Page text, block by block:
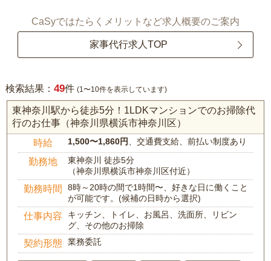
CaSyではたらくメリットなど求人概要のご案内
家事代行求人TOP
検索結果： 49件 (1〜10件を表示しています)
東神奈川駅から徒歩5分！1LDKマンションでのお掃除代
行のお仕事（神奈川県横浜市神奈川区）
時給 1,500〜1,860円 、交通費支給、前払い制度あり
勤務地
東神奈川 徒歩5分
（神奈川県横浜市神奈川区付近）
勤務時間
8時～20時の間で1時間〜、好きな日に働くこと
が可能です。(候補の日時から選択)
仕事内容
キッチン、トイレ、お風呂、洗面所、リビン
グ、その他のお掃除
契約形態 業務委託